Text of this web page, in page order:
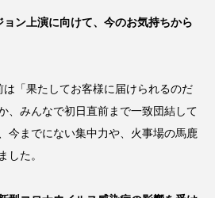
ン上演に向けて、今のお気持ちから
「果たしてお客様に届けられるのだ
、みんなで初日直前まで一致団結して
今までにない集中力や、火事場の馬鹿
した。